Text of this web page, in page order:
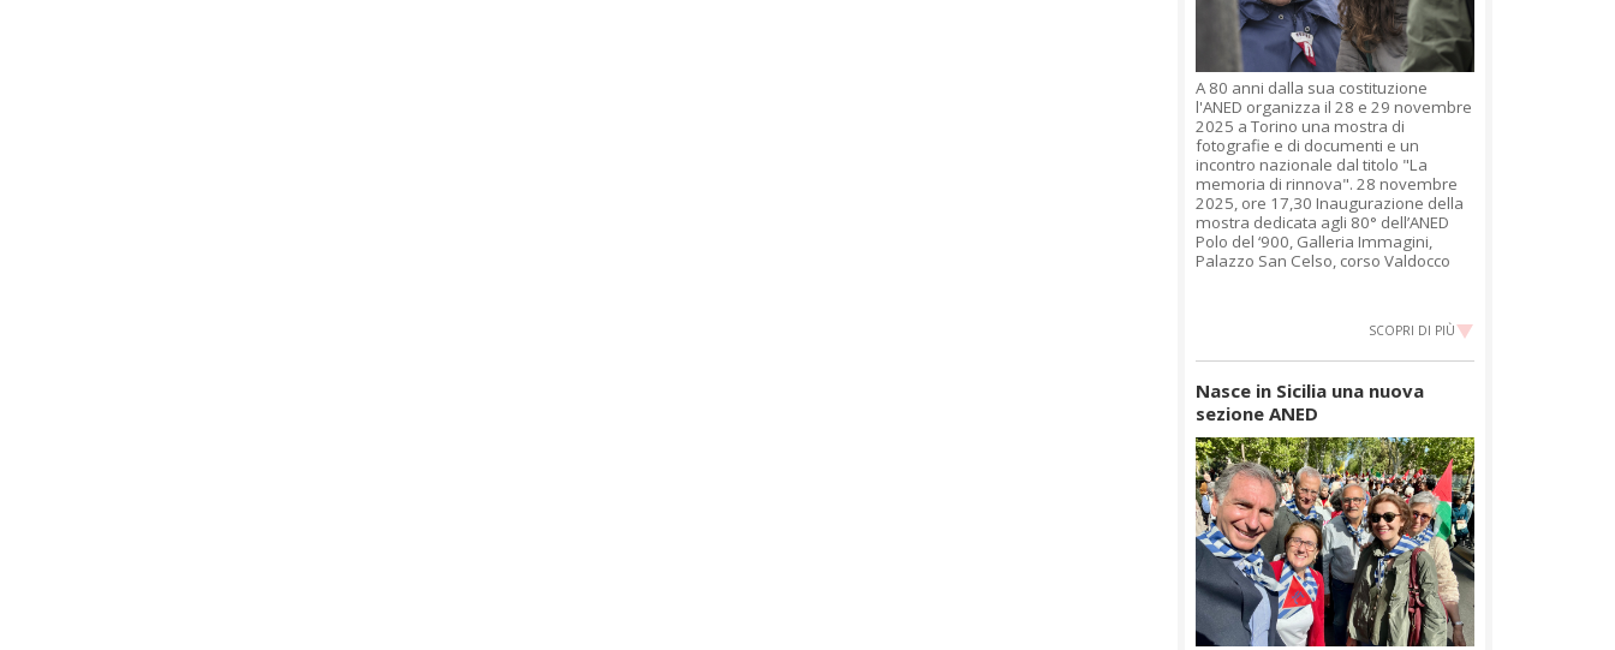
A 80 anni dalla sua costituzione
l'ANED organizza il 28 e 29 novembre
2025 a Torino una mostra di
fotografie e di documenti e un
incontro nazionale dal titolo "La
memoria di rinnova". 28 novembre
2025, ore 17,30 Inaugurazione della
mostra dedicata agli 80° dell’ANED
Polo del ‘900, Galleria Immagini,
Palazzo San Celso, corso Valdocco
SCOPRI DI PIÙ
Nasce in Sicilia una nuova
sezione ANED